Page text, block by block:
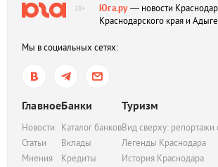
18+ Юга.ру— новости
Краснодарского края и
Мы в социальных сетях:
Главное
Новости
Статьи
Мнения
Банки
Каталог банков
Вклады
Кредиты
Туризм
Вид сверху: репортажи
Легенды Краснодара
История Краснодара